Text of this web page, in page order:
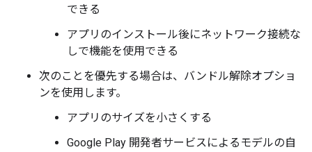
できる
アプリのインストール後にネットワーク接続な
しで機能を使用できる
次のことを優先する場合は、バンドル解除オプショ
ンを使用します。
アプリのサイズを小さくする
Google Play 開発者サービスによるモデルの自